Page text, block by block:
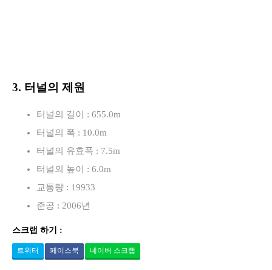
3. 터널의 제원
터널의 길이 : 655.0m
터널의 폭 : 10.0m
터널의 유효폭 : 7.5m
터널의 높이 : 6.0m
교통량 : 19933
준공 : 2006년
스크랩 하기 :
트위터 페이스북 네이버 스크랩